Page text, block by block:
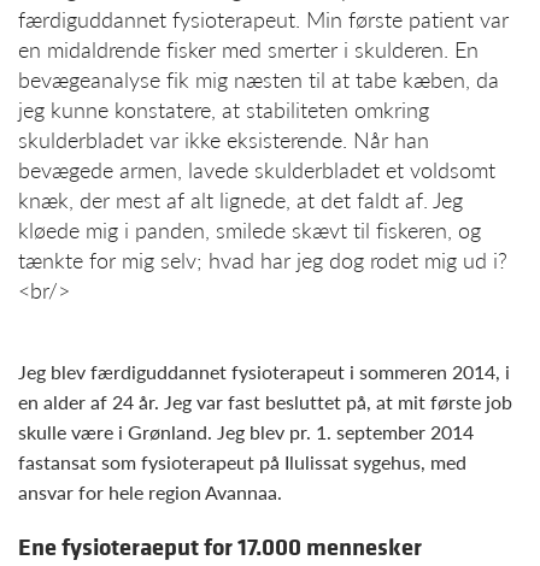
færdiguddannet fysioterapeut. Min første patient var
en midaldrende fisker med smerter i skulderen. En
bevægeanalyse fik mig næsten til at tabe kæben, da
jeg kunne konstatere, at stabiliteten omkring
skulderbladet var ikke eksisterende. Når han
bevægede armen, lavede skulderbladet et voldsomt
knæk, der mest af alt lignede, at det faldt af. Jeg
kløede mig i panden, smilede skævt til fiskeren, og
tænkte for mig selv; hvad har jeg dog rodet mig ud i?
<br/>
Jeg blev færdiguddannet fysioterapeut i sommeren 2014, i
en alder af 24 år. Jeg var fast besluttet på, at mit første job
skulle være i Grønland. Jeg blev pr. 1. september 2014
fastansat som fysioterapeut på Ilulissat sygehus, med
ansvar for hele region Avannaa.
Ene fysioteraeput for 17.000 mennesker